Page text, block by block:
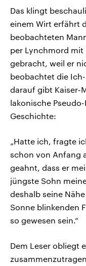
Das klingt
einem Wirt erfährt
beobachteten
per Lynchmord mit
gebracht, weil er
beobachtet die
darauf gibt Kaiser-
lakonische
Geschichte:
„Hatte ich, fragte
schon von Anfang
geahnt, dass er
jüngste Sohn
deshalb seine
Sonne blinkenden
so gewesen sein.“
Dem Leser obliegt